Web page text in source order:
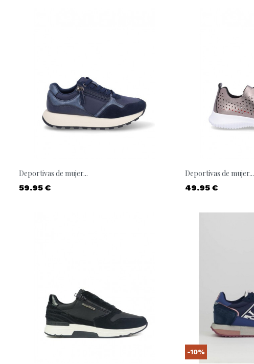
Deportivas de mujer...
Precio
59.95 €
Deportivas de mujer...
Precio
49.95 €
-10%